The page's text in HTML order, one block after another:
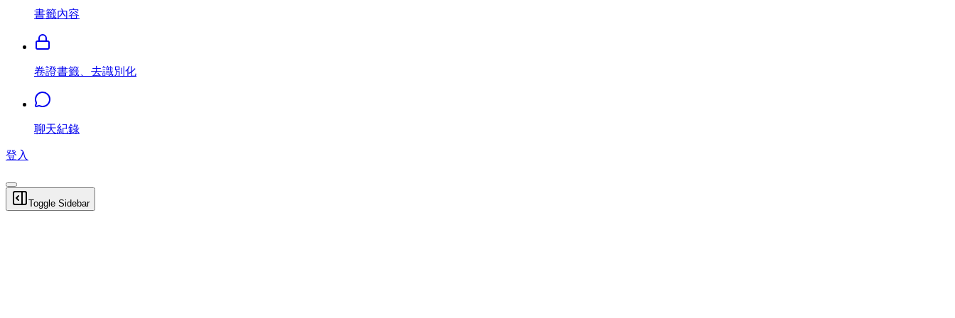
書籤內容
卷證書籤、去識別化
聊天紀錄
登入
Toggle Sidebar